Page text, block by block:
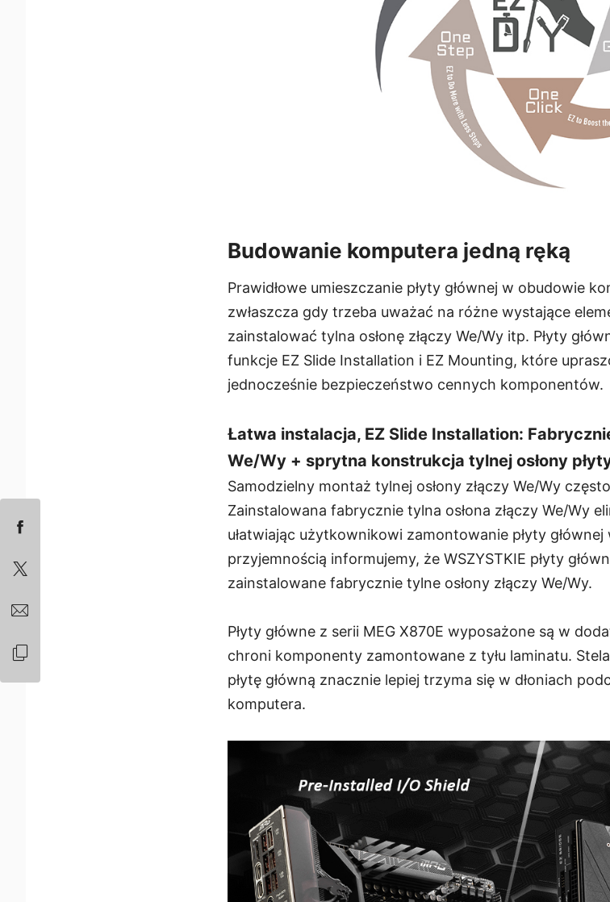
Budowanie komputera jedną ręką
Prawidłowe umieszczanie płyty głównej w obudowie
zwłaszcza gdy trzeba uważać na różne wystające
zainstalować tylna osłonę złączy We/Wy itp. Płyty
funkcje EZ Slide Installation i EZ Mounting, które
jednocześnie bezpieczeństwo cennych komponentów.
Łatwa instalacja, EZ Slide Installation:
We/Wy + sprytna konstrukcja tylnej osłony
Samodzielny montaż tylnej osłony złączy We/Wy
Zainstalowana fabrycznie tylna osłona złączy We/Wy
ułatwiając użytkownikowi zamontowanie płyty
przyjemnością informujemy, że WSZYSTKIE płyty
zainstalowane fabrycznie tylne osłony złączy We/Wy.
Płyty główne z serii MEG X870E wyposażone są w
chroni komponenty zamontowane z tyłu laminatu.
płytę główną znacznie lepiej trzyma się w dłoniach
komputera.